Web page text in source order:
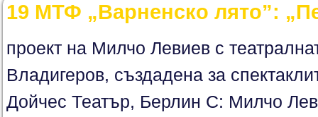
19 МТФ „Варненско лято”:
проект на Милчо Левиев с
Владигеров, създадена за
Дойчес Театър, Берлин С: Милчо